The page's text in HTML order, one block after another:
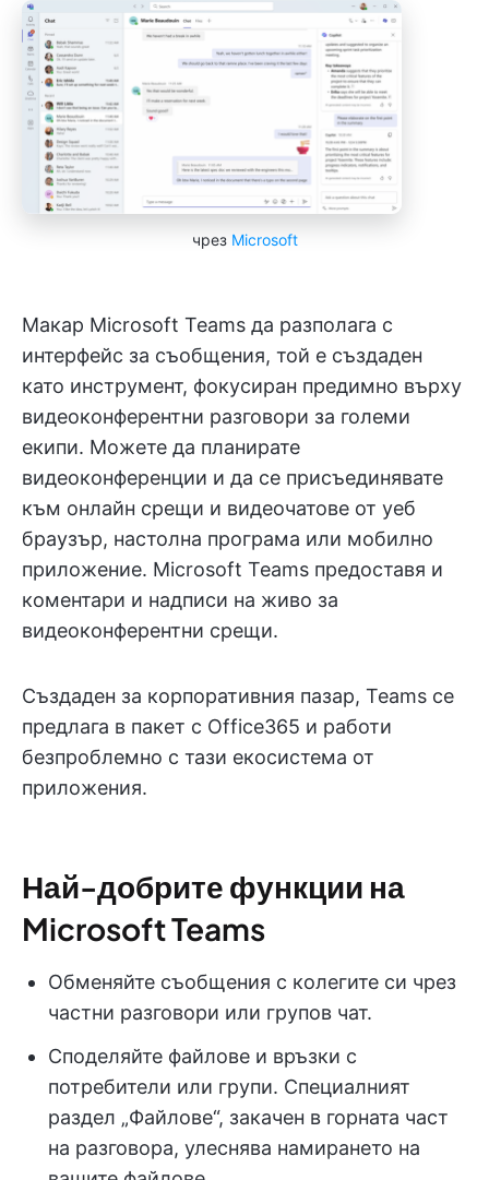
чрез Microsoft
Макар Microsoft Teams да разполага с
интерфейс за съобщения, той е създаден
като инструмент, фокусиран предимно върху
видеоконферентни разговори за големи
екипи. Можете да планирате
видеоконференции и да се присъединявате
към онлайн срещи и видеочатове от уеб
браузър, настолна програма или мобилно
приложение. Microsoft Teams предоставя и
коментари и надписи на живо за
видеоконферентни срещи.
Създаден за корпоративния пазар, Teams се
предлага в пакет с Office365 и работи
безпроблемно с тази екосистема от
приложения.
Най-добрите функции на
Microsoft Teams
Обменяйте съобщения с колегите си чрез
частни разговори или групов чат.
Споделяйте файлове и връзки с
потребители или групи. Специалният
раздел „Файлове“, закачен в горната част
на разговора, улеснява намирането на